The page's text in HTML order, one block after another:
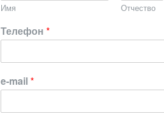
Имя Отчество
Телефон *
e-mail*